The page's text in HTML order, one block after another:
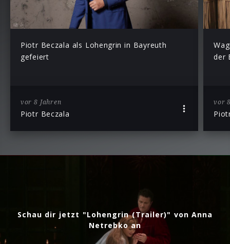
Piotr Beczala als Lohengrin in Bayreuth
gefeiert
vor 8 Jahren
Piotr Beczala
der
vor
Schau dir jetzt "Lohengrin (Trailer)" von Anna
Netrebko an